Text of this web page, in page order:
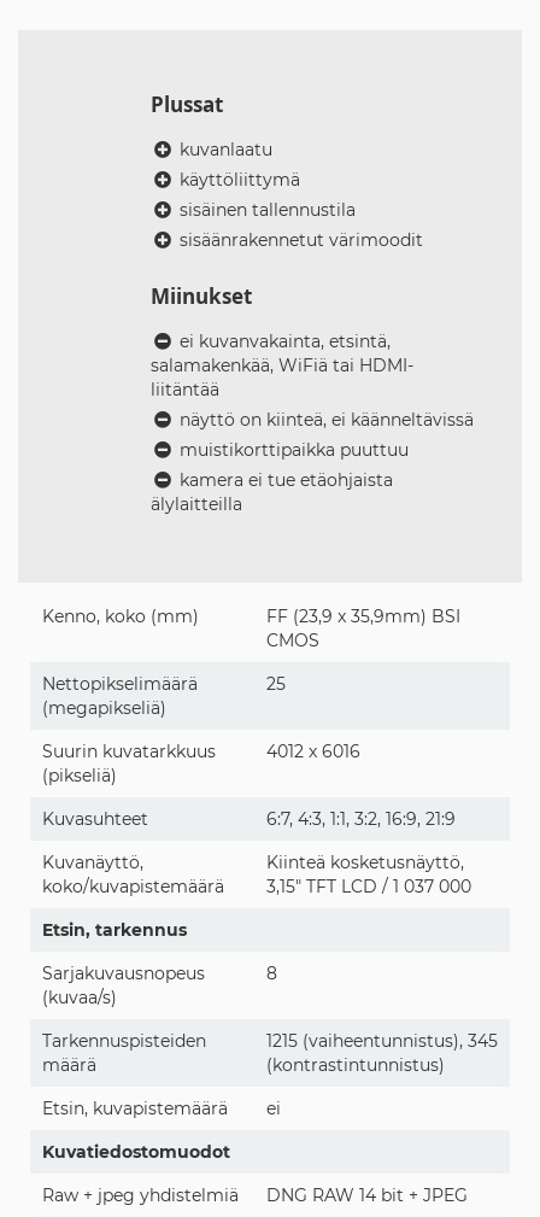
Plussat
kuvanlaatu
käyttöliittymä
sisäinen tallennustila
sisäänrakennetut värimoodit
Miinukset
ei kuvanvakainta, etsintä,
salamakenkää, WiFiä tai HDMI-
liitäntää
näyttö on kiinteä, ei käänneltävissä
muistikorttipaikka puuttuu
kamera ei tue etäohjaista
älylaitteilla
Kenno, koko (mm)
FF (23,9 x 35,9mm) BSI
CMOS
Nettopikselimäärä
(megapikseliä)
25
Suurin kuvatarkkuus
(pikseliä)
4012 x 6016
Kuvasuhteet
6:7, 4:3, 1:1, 3:2, 16:9, 21:9
Kuvanäyttö,
koko/kuvapistemäärä
Kiinteä kosketusnäyttö,
3,15" TFT LCD / 1 037 000
Etsin, tarkennus
Sarjakuvausnopeus
(kuvaa/s)
8
Tarkennuspisteiden
määrä
1215 (vaiheentunnistus), 345
(kontrastintunnistus)
Etsin, kuvapistemäärä
ei
Kuvatiedostomuodot
Raw + jpeg yhdistelmiä
DNG RAW 14 bit + JPEG